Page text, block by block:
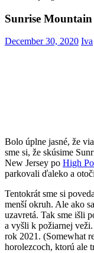
Sunrise Mountain
December 30, 2020 Iva
Bolo úplne jasné, že
sme si, že skúsime
New Jersey po High
parkovali ďaleko a
Tentokrát sme si
menší okruh. Ale ako
uzavretá. Tak sme išli
a vyšli k požiarnej
rok 2021. (Somewhat
horolezcoch, ktorú ale